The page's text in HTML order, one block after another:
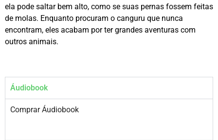
ela pode saltar bem alto, como se suas pernas fossem feitas
de molas. Enquanto procuram o canguru que nunca
encontram, eles acabam por ter grandes aventuras com
outros animais.
Áudiobook
Comprar Áudiobook